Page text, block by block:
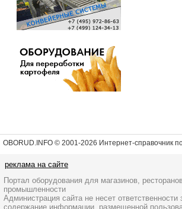
OBORUD.INFO © 2001-2026 Интернет-справочник
реклама на сайте
Портал оборудования для магазинов,
промышленности
Администрация сайта не несет ответственности
содержание информации, размещенной